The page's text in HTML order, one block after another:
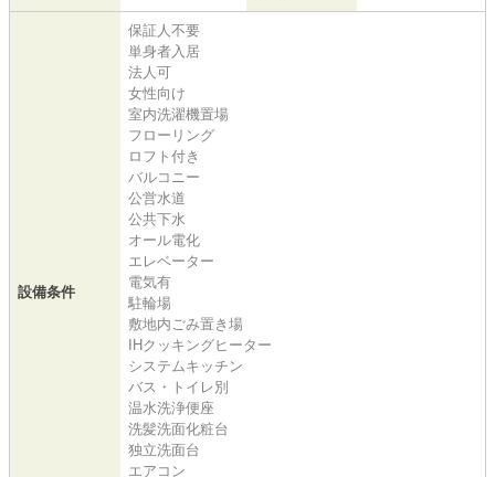
設備条件
保証人不要
単身者入居
法人可
女性向け
室内洗濯機置場
フローリング
ロフト付き
バルコニー
公営水道
公共下水
オール電化
エレベーター
電気有
駐輪場
敷地内ごみ置き場
IHクッキングヒーター
システムキッチン
バス・トイレ別
温水洗浄便座
洗髪洗面化粧台
独立洗面台
エアコン